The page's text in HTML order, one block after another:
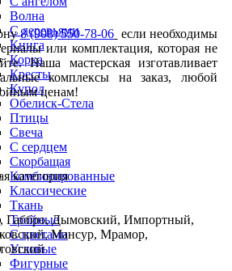
Волна
С деревьями
Книга
Корка
Кресты
Купол
Обелиск-Стела
Птицы
Свеча
С сердцем
Скорбащая
Комбинированные
Классические
Ткань
Тройные
С цветами
Угловые
Фигурные
8 (908) 550-78-06 если необходимы
или комплектация, которая не
Наша мастерская изготавливает
комплексы на заказ, любой
ценам!
категория
Габбро, Дымовский, Импортный,
Мансур, Мрамор,